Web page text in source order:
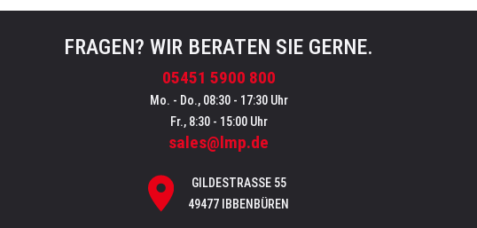
FRAGEN? WIR BERATEN SIE GERNE.
05451 5900 800
Mo. - Do., 08:30 - 17:30 Uhr
Fr., 8:30 - 15:00 Uhr
sales@lmp.de
GILDESTRASSE 55
49477 IBBENBÜREN